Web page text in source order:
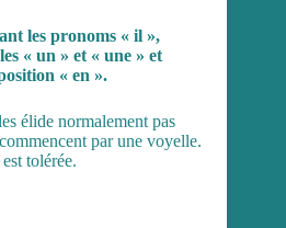
les pronoms « il »,
« un » et « une » et
« en ».
élide normalement pas
par une voyelle.
tolérée.